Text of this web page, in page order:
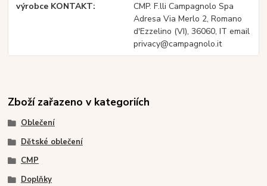
výrobce KONTAKT
CMP. F.lli Campagnolo Spa
Adresa Via Merlo 2, Romano
d'Ezzelino (VI), 36060, IT email
privacy@campagnolo.it
Zboží zařazeno v kategoriích
Oblečení
Dětské oblečení
CMP
Doplňky